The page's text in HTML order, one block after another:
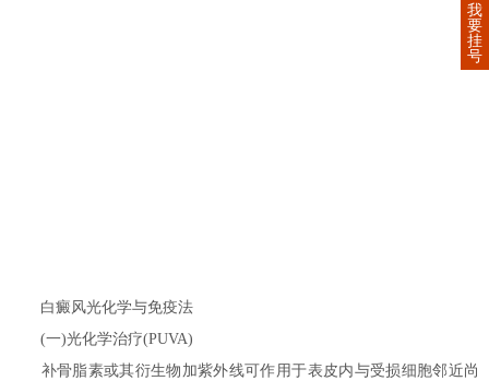
白癜风光化学与免疫法
(一)光化学治疗(PUVA)
补骨脂素或其衍生物加紫外线可作用于表皮内与受损细胞邻近尚
我
要
挂
号